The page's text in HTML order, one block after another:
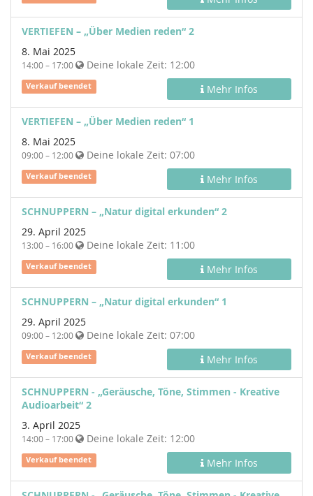
VERTIEFEN – „Über Medien reden“ 2
8. Mai 2025
14:00 – 17:00 Deine lokale Zeit: 12:00
Verkauf beendet Mehr Infos
VERTIEFEN – „Über Medien reden“ 1
8. Mai 2025
09:00 – 12:00 Deine lokale Zeit: 07:00
Verkauf beendet Mehr Infos
SCHNUPPERN – „Natur digital erkunden“ 2
29. April 2025
13:00 – 16:00 Deine lokale Zeit: 11:00
Verkauf beendet Mehr Infos
SCHNUPPERN – „Natur digital erkunden“ 1
29. April 2025
09:00 – 12:00 Deine lokale Zeit: 07:00
Verkauf beendet Mehr Infos
SCHNUPPERN - „Geräusche, Töne, Stimmen - Kreative
Audioarbeit“ 2
3. April 2025
14:00 – 17:00 Deine lokale Zeit: 12:00
Verkauf beendet Mehr Infos